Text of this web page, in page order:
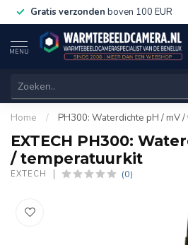
Gratis verzonden boven 100 EUR
MENU
Home / PH300: Waterdichte pH / mV
EXTECH PH300:
/ temperatuurkit
EXTECH (0)